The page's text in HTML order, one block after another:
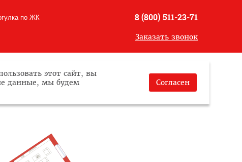
по ЖК 8 (800) 511-23-71
Заказать звонок
этот сайт, вы
данные, мы будем
Согласен